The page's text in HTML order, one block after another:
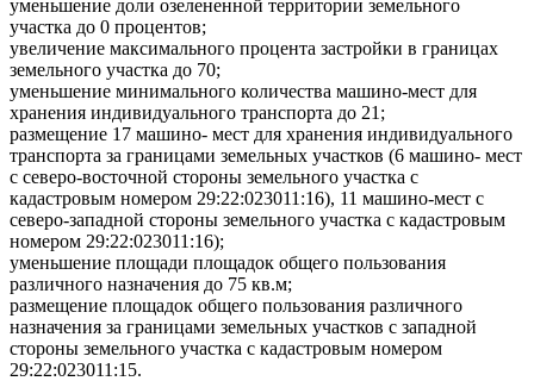
уменьшение доли озелененной территории земельного
участка до 0 процентов;
увеличение максимального процента застройки в границах
земельного участка до 70;
уменьшение минимального количества машино-мест для
хранения индивидуального транспорта до 21;
размещение 17 машино- мест для хранения индивидуального
транспорта за границами земельных участков (6 машино- мест
с северо-восточной стороны земельного участка с
кадастровым номером 29:22:023011:16), 11 машино-мест с
северо-западной стороны земельного участка с кадастровым
номером 29:22:023011:16);
уменьшение площади площадок общего пользования
различного назначения до 75 кв.м;
размещение площадок общего пользования различного
назначения за границами земельных участков с западной
стороны земельного участка с кадастровым номером
29:22:023011:15.